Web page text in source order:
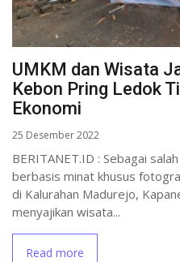
UMKM dan Wisata
Kebon Pring Ledok
Ekonomi
25 Desember 2022
BERITANET.ID : Sebagai
berbasis minat khusus
di Kalurahan Madurejo,
menyajikan wisata...
Read more